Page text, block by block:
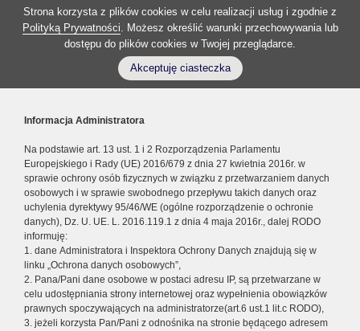
Strona korzysta z plików cookies w celu realizacji usług i zgodnie z
Polityką Prywatności. Możesz określić warunki przechowywania lub
dostępu do plików cookies w Twojej przeglądarce.
Akceptuję ciasteczka
Informacja Administratora
Na podstawie art. 13 ust. 1 i 2 Rozporządzenia Parlamentu
Europejskiego i Rady (UE) 2016/679 z dnia 27 kwietnia 2016r. w
sprawie ochrony osób fizycznych w związku z przetwarzaniem danych
osobowych i w sprawie swobodnego przepływu takich danych oraz
uchylenia dyrektywy 95/46/WE (ogólne rozporządzenie o ochronie
danych), Dz. U. UE. L. 2016.119.1 z dnia 4 maja 2016r., dalej RODO
informuję:
1. dane Administratora i Inspektora Ochrony Danych znajdują się w
linku „Ochrona danych osobowych”,
2. Pana/Pani dane osobowe w postaci adresu IP, są przetwarzane w
celu udostępniania strony internetowej oraz wypełnienia obowiązków
prawnych spoczywających na administratorze(art.6 ust.1 lit.c RODO),
3. jeżeli korzysta Pan/Pani z odnośnika na stronie będącego adresem